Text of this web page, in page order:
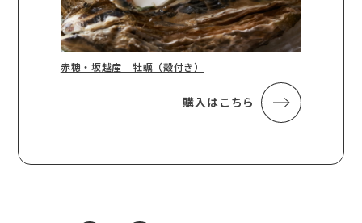
赤穂・坂越産 牡蠣（殻付き）
購入はこちら